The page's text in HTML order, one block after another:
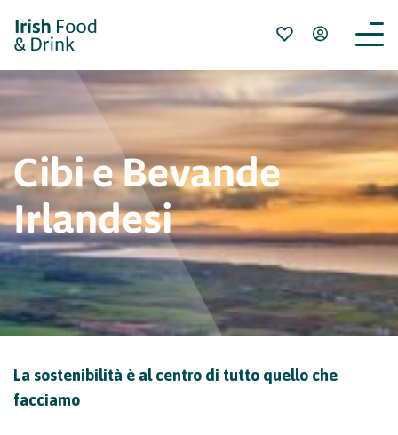
Cibi e Bevande
Irlandesi
La sostenibilità è al centro di tutto quello che
facciamo